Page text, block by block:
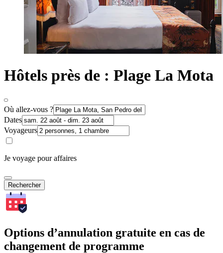
Hôtels près de : Plage La Mota
Où allez-vous ?
Dates
Voyageurs
Je voyage pour affaires
Rechercher
Options d’annulation gratuite en cas de
changement de programme